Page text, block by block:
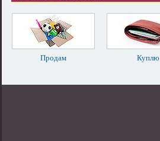
Продам Куплю